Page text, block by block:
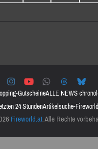
GutscheineALLE NEWS
24 StundenArtikelsuche-
Fireworld.at. Alle Rechte